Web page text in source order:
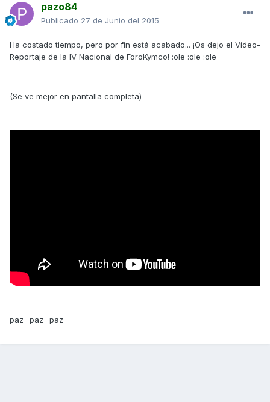
pazo84
Publicado 27 de Junio del 2015
Ha costado tiempo, pero por fin está acabado... ¡Os dejo el Vídeo-
Reportaje de la IV Nacional de ForoKymco! :ole :ole :ole
(Se ve mejor en pantalla completa)
paz_ paz_ paz_